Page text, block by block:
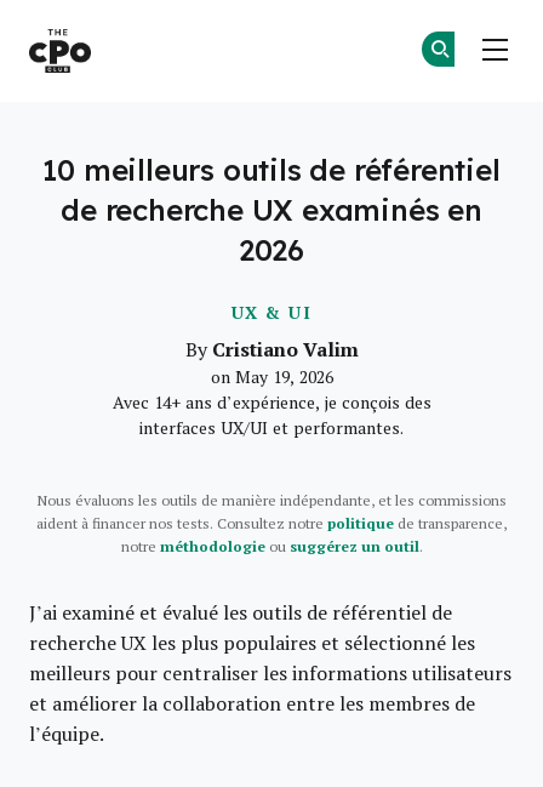
UX & UI
10 meilleurs outils de référentiel
de recherche UX examinés en
2026
ByCristiano Valim
on May 19, 2026
Avec 14+ ans d’expérience, je conçois des
interfaces UX/UI et performantes.
Nous évaluons les outils de manière indépendante, et les commissions
aident à financer nos tests. Consultez notre politique de transparence,
notre méthodologieou suggérez un outil.
J’ai examiné et évalué les outils de référentiel de
recherche UX les plus populaires et sélectionné les
meilleurs pour centraliser les informations utilisateurs
et améliorer la collaboration entre les membres de
l’équipe.